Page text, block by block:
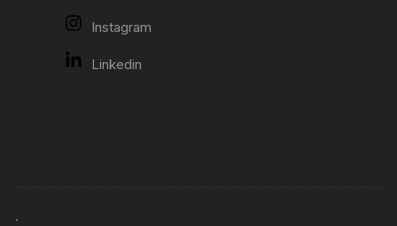
Instagram
Linkedin
.